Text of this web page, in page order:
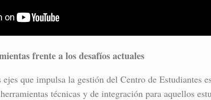
frente a los desafíos actuales
que impulsa la gestión del Centro de Estudiantes
técnicas y de integración para aquellos